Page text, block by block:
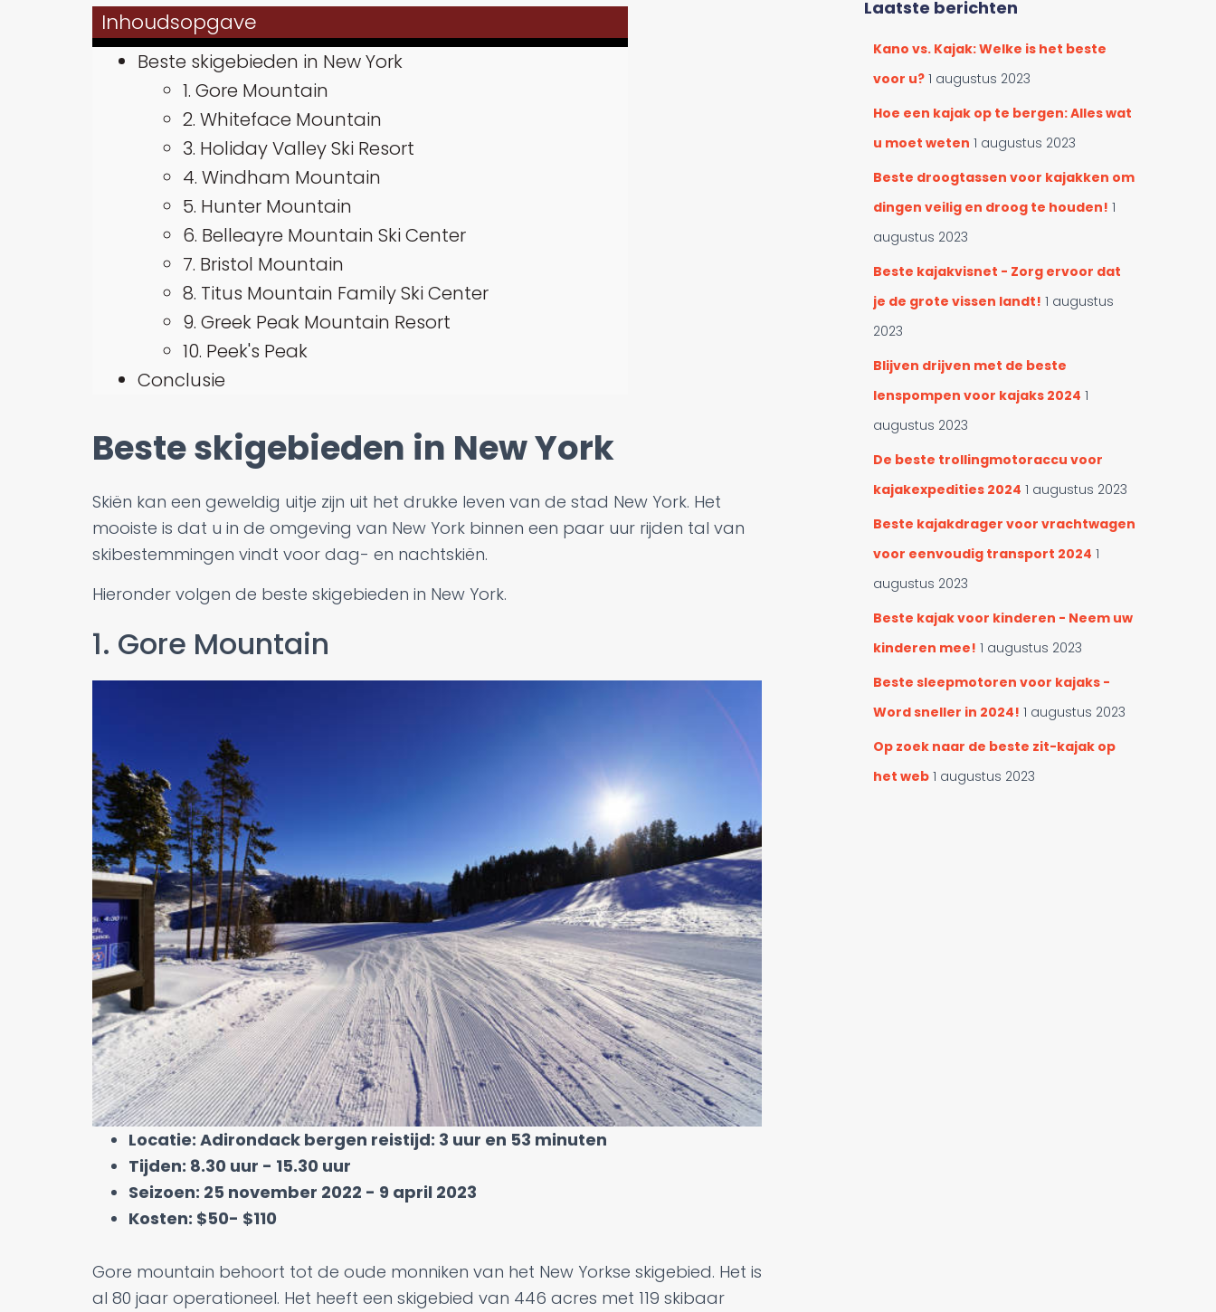
Inhoudsopgave
Beste skigebieden in New York
1. Gore Mountain
2. Whiteface Mountain
3. Holiday Valley Ski Resort
4. Windham Mountain
5. Hunter Mountain
6. Belleayre Mountain Ski Center
7. Bristol Mountain
8. Titus Mountain Family Ski Center
9. Greek Peak Mountain Resort
10. Peek's Peak
Conclusie
Beste skigebieden in New York
Skiën kan een geweldig uitje zijn uit het drukke leven van de stad New York. Het
mooiste is dat u in de omgeving van New York binnen een paar uur rijden tal van
skibestemmingen vindt voor dag- en nachtskiën.
Hieronder volgen de beste skigebieden in New York.
1. Gore Mountain
Locatie: Adirondack bergen reistijd: 3 uur en 53 minuten
Tijden: 8.30 uur - 15.30 uur
Seizoen: 25 november 2022 - 9 april 2023
Kosten: $50- $110
Gore mountain behoort tot de oude monniken van het New Yorkse skigebied. Het is
al 80 jaar operationeel. Het heeft een skigebied van 446 acres met 119 skibaar
cn
Laatste berichten
Kano vs. Kajak: Welke is het beste
voor u? 1 augustus 2023
Hoe een kajak op te bergen: Alles wat
u moet weten 1 augustus 2023
Beste droogtassen voor kajakken om
dingen veilig en droog te houden! 1
augustus 2023
Beste kajakvisnet - Zorg ervoor dat
je de grote vissen landt! 1 augustus
2023
Blijven drijven met de beste
lenspompen voor kajaks 2024 1
augustus 2023
De beste trollingmotoraccu voor
kajakexpedities 2024 1 augustus 2023
Beste kajakdrager voor vrachtwagen
voor eenvoudig transport 2024 1
augustus 2023
Beste kajak voor kinderen - Neem uw
kinderen mee! 1 augustus 2023
Beste sleepmotoren voor kajaks -
Word sneller in 2024! 1 augustus 2023
Op zoek naar de beste zit-kajak op
het web 1 augustus 2023